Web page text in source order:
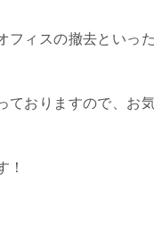
フィスの撤去といっ
ておりますので、お
！